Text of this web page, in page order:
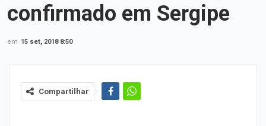
confirmado em Sergipe
em 15 set, 2018 8:50
Compartilhar